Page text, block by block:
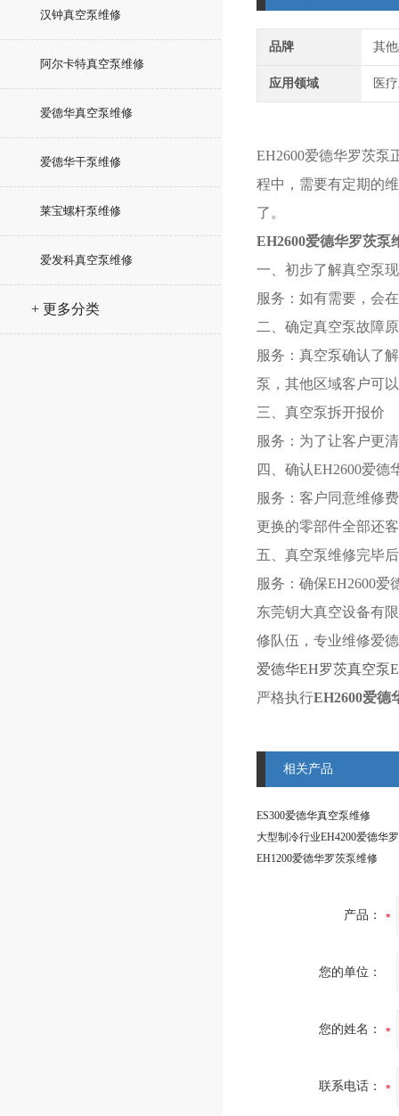
汉钟真空泵维修
阿尔卡特真空泵维修
爱德华真空泵维修
爱德华干泵维修
莱宝螺杆泵维修
爱发科真空泵维修
+ 更多分类
品牌 其
应用领域 医
EH2600爱德华罗茨泵
程中，需要有定期的
了。
EH2600爱德华罗茨泵
一、初步了解真空泵
服务：如有需要，会
二、确定真空泵故障
服务：真空泵确认了
泵，其他区域客户可
三、真空泵拆开报价
服务：为了让客户更
四、确认EH2600爱德
服务：客户同意维修
更换的零部件全部还
五、 真空泵维修完毕
服务：确保EH2600爱
东莞钥大真空设备有
修队伍，专业维修爱
爱德华EH罗茨真空泵
严格执行EH2600爱德
相关产品
ES300爱德华真空泵维修
大型制冷行业EH4200爱德华
EH1200爱德华罗茨泵维修
产品：
您的单位：
您的姓名：
联系电话：